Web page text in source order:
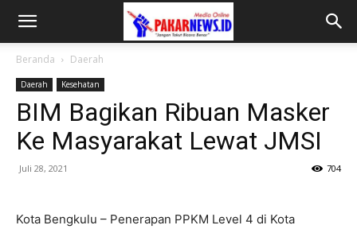
Beranda Daerah
Daerah Kesehatan
BIM Bagikan Ribuan Masker
Ke Masyarakat Lewat JMSI
Juli 28, 2021 704
Kota Bengkulu – Penerapan PPKM Level 4 di Kota